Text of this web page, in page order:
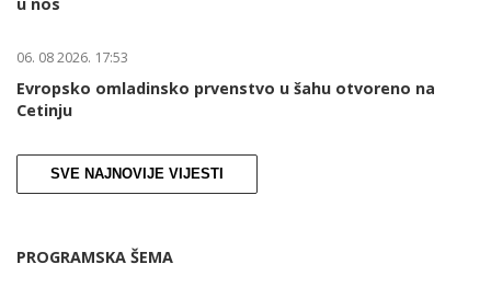
06. 08 2026. 17:53
Evropsko omladinsko prvenstvo u šahu otvoreno na
Cetinju
SVE NAJNOVIJE VIJESTI
PROGRAMSKA ŠEMA